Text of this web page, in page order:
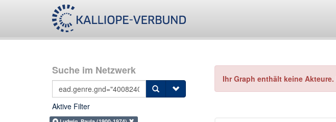
Suche im Netzwerk
Aktive Filter
Ihr Graph enthält keine Akteure.